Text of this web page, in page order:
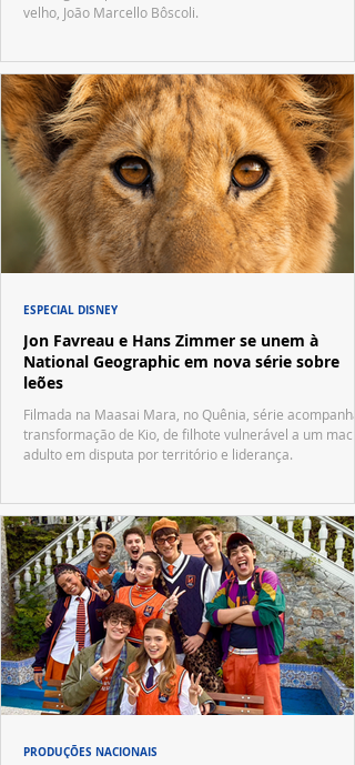
velho, João Marcello Bôscoli.
Jon Favreau e Hans Zimmer se unem à
National Geographic em nova série sobre
leões
Filmada na Maasai Mara, no Quênia, série acompanha
transformação de Kio, de filhote vulnerável a um
adulto em disputa por território e liderança.
ESPECIAL DISNEY
PRODUÇÕES NACIONAIS